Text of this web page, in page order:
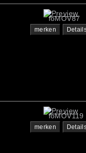
foMOV87
merken
foMOV119
merken